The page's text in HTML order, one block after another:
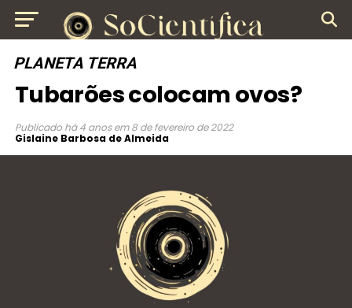
PLANETA TERRA
Tubarões colocam ovos?
Publicado há 4 anos em 8 de fevereiro de 2022
Gislaine Barbosa de Almeida